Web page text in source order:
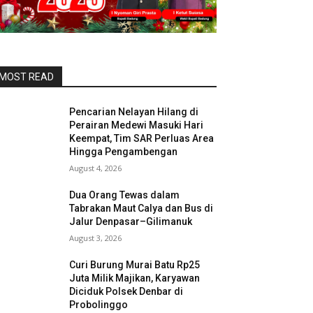
READ
Pencarian Nelayan Hilang di
Perairan Medewi Masuki Hari
Keempat, Tim SAR Perluas Area
Hingga Pengambengan
August 4, 2026
Dua Orang Tewas dalam
Tabrakan Maut Calya dan Bus di
Jalur Denpasar–Gilimanuk
August 3, 2026
Curi Burung Murai Batu Rp25
Juta Milik Majikan, Karyawan
Diciduk Polsek Denbar di
Probolinggo